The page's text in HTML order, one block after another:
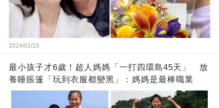
2024/01/15
最小孩子才6歲！超人媽媽「一打四環島45天」 放
養睡賬篷「玩到衣服都變黑」：媽媽是最棒職業